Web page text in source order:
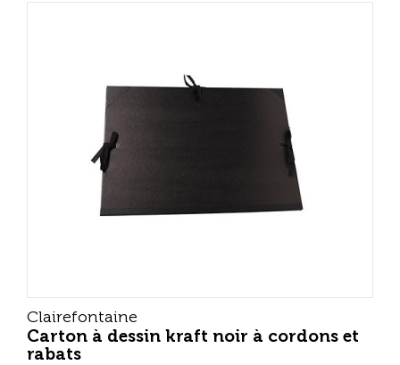
Clairefontaine
Carton à dessin kraft noir à cordons et
rabats